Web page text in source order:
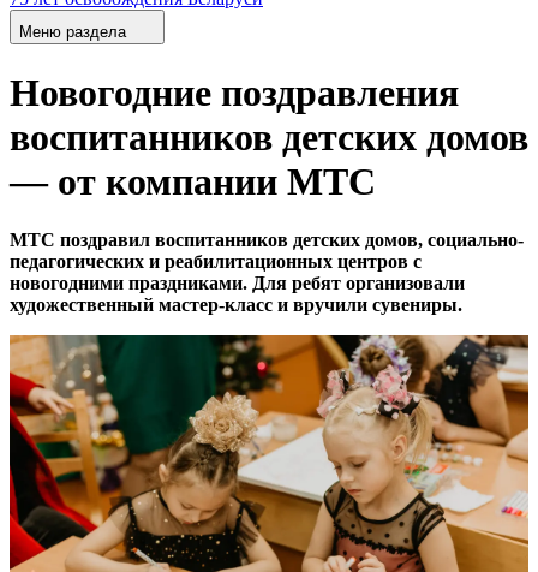
Меню раздела
Новогодние поздравления
воспитанников детских домов
— от компании МТС
МТС поздравил воспитанников детских домов, социально-
педагогических и реабилитационных центров с
новогодними праздниками. Для ребят организовали
художественный мастер-класс и вручили сувениры.